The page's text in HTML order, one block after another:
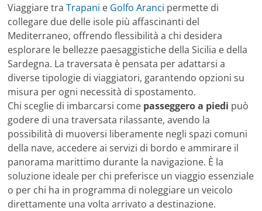
Viaggiare traTrapani e Golfo Aranci permette di
collegare due delle isole più affascinanti del
Mediterraneo, offrendo flessibilità a chi desidera
esplorare le bellezze paesaggistiche della Sicilia e della
Sardegna. La traversata è pensata per adattarsi a
diverse tipologie di viaggiatori, garantendo opzioni su
misura per ogni necessità di spostamento.
Chi sceglie di imbarcarsi come passeggero a piedi può
godere di una traversata rilassante, avendo la
possibilità di muoversi liberamente negli spazi comuni
della nave, accedere ai servizi di bordo e ammirare il
panorama marittimo durante la navigazione. È la
soluzione ideale per chi preferisce un viaggio essenziale
o per chi ha in programma di noleggiare un veicolo
direttamente una volta arrivato a destinazione.